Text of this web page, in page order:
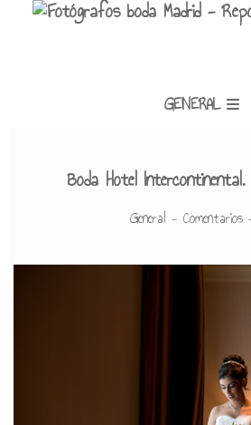
GENERAL
Boda Hotel
General - Comentarios